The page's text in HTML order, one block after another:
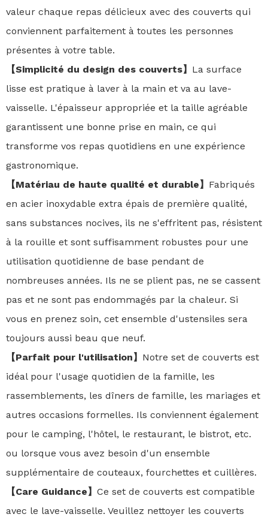
valeur chaque repas délicieux avec des couverts qui
conviennent parfaitement à toutes les personnes
présentes à votre table.
【Simplicité du design des couverts】 La surface
lisse est pratique à laver à la main et va au lave-
vaisselle. L'épaisseur appropriée et la taille agréable
garantissent une bonne prise en main, ce qui
transforme vos repas quotidiens en une expérience
gastronomique.
【Matériau de haute qualité et durable】 Fabriqués
en acier inoxydable extra épais de première qualité,
sans substances nocives, ils ne s'effritent pas, résistent
à la rouille et sont suffisamment robustes pour une
utilisation quotidienne de base pendant de
nombreuses années. Ils ne se plient pas, ne se cassent
pas et ne sont pas endommagés par la chaleur. Si
vous en prenez soin, cet ensemble d'ustensiles sera
toujours aussi beau que neuf.
【Parfait pour l'utilisation】 Notre set de couverts est
idéal pour l'usage quotidien de la famille, les
rassemblements, les dîners de famille, les mariages et
autres occasions formelles. Ils conviennent également
pour le camping, l'hôtel, le restaurant, le bistrot, etc.
ou lorsque vous avez besoin d'un ensemble
supplémentaire de couteaux, fourchettes et cuillères.
【Care Guidance】 Ce set de couverts est compatible
avec le lave-vaisselle. Veuillez nettoyer les couverts